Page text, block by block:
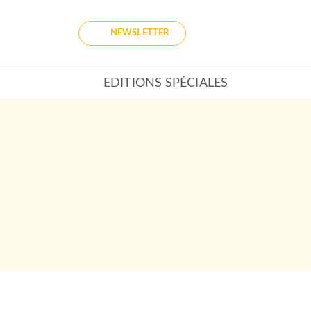
NEWSLETTER
EDITIONS SPÉCIALES